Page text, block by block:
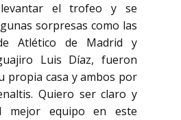
el trofeo y se
sorpresas como las
Atlético de Madrid y
Luis Díaz, fueron
propia casa y ambos por
Quiero ser claro y
mejor equipo en este